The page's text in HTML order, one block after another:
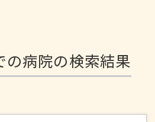
の病院の検索結果